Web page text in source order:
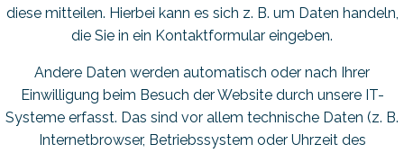
diese mitteilen. Hierbei kann es sich z. B. um Daten handeln,
die Sie in ein Kontaktformular eingeben.
Andere Daten werden automatisch oder nach Ihrer
Einwilligung beim Besuch der Website durch unsere IT-
Systeme erfasst. Das sind vor allem technische Daten (z. B.
Internetbrowser, Betriebssystem oder Uhrzeit des